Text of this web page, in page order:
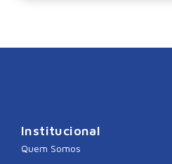
Institucional
Quem Somos